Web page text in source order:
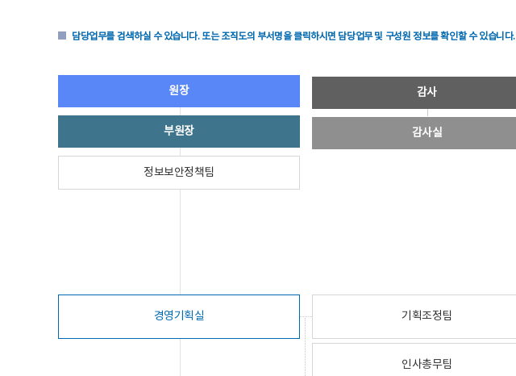
담당업무를 검색하실 수 있습니다. 또는 조직도의 부서명을 클릭하시면 담당업무 및 구성원 정보를 확인할 수 있습니다.
원장
부원장
정보보안정책팀
감사
감사실
경영기획실 기획조정팀
인사총무팀